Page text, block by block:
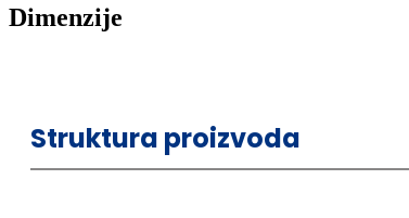
Dimenzije
Struktura proizvoda